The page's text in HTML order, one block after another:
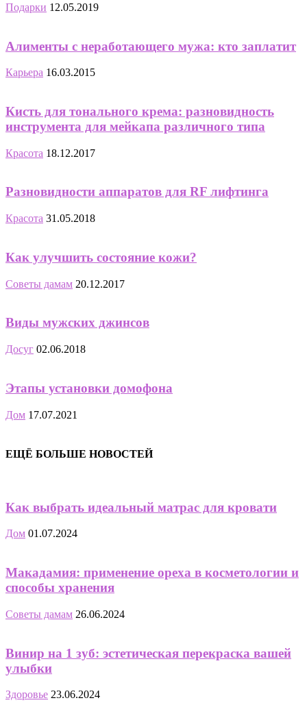
Подарки 12.05.2019
Алименты с неработающего мужа: кто заплатит
Карьера 16.03.2015
Кисть для тонального крема: разновидность
инструмента для мейкапа различного типа
Красота 18.12.2017
Разновидности аппаратов для RF лифтинга
Красота 31.05.2018
Как улучшить состояние кожи?
Советы дамам 20.12.2017
Виды мужских джинсов
Досуг 02.06.2018
Этапы установки домофона
Дом 17.07.2021
ЕЩЁ БОЛЬШЕ НОВОСТЕЙ
Как выбрать идеальный матрас для кровати
Дом 01.07.2024
Макадамия: применение ореха в косметологии и
способы хранения
Советы дамам 26.06.2024
Винир на 1 зуб: эстетическая перекраска вашей
улыбки
Здоровье 23.06.2024